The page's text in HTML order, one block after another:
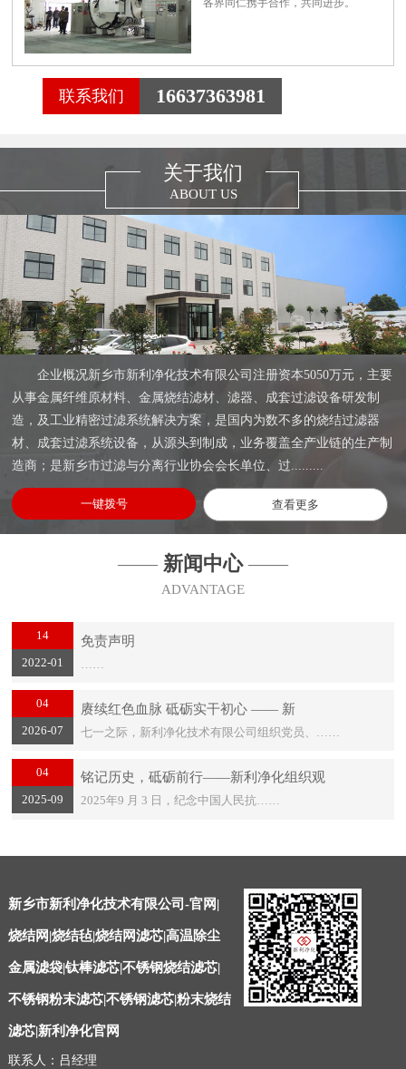
各界同仁携手合作，共同进步。
联系我们 16637363981
关于我们
ABOUT US
企业概况新乡市新利净化技术有限公司注册资本5050万元，主要
从事金属纤维原材料、金属烧结滤材、滤器、成套过滤设备研发制
造，及工业精密过滤系统解决方案，是国内为数不多的烧结过滤器
材、成套过滤系统设备，从源头到制成，业务覆盖全产业链的生产制
造商；是新乡市过滤与分离行业协会会长单位、过.........
一键拨号 查看更多
—— 新闻中心——
ADVANTAGE
14
2022-01
免责声明
04
2026-07
赓续红色血脉 砥砺实干初心 —— 新
七一之际，新利净化技术有限公司组织党员、……
04
2025-09
铭记历史，砥砺前行——新利净化组织观
2025年9 月 3 日，纪念中国人民抗……
新乡市新利净化技术有限公司-官网|
烧结网|烧结毡|烧结网滤芯|高温除尘
金属滤袋|钛棒滤芯|不锈钢烧结滤芯|
不锈钢粉末滤芯|不锈钢滤芯|粉末烧结
滤芯|新利净化官网
联系人：吕经理